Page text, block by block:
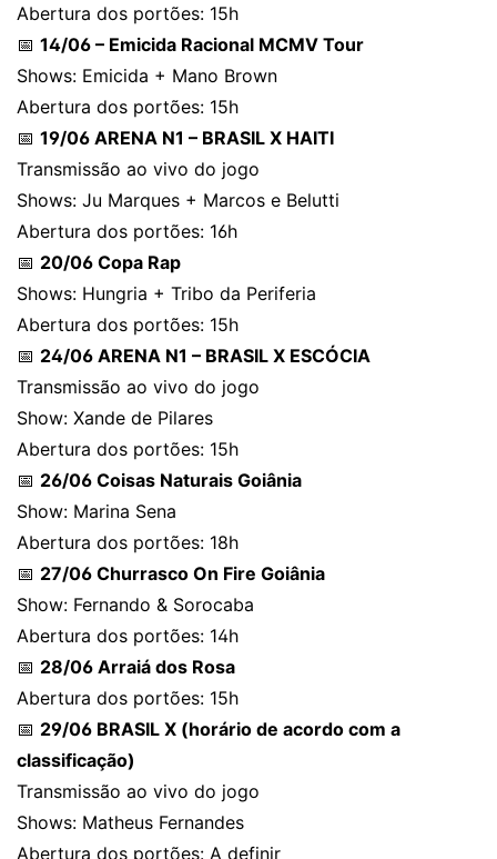
Abertura dos portões: 15h
📅 14/06 – Emicida Racional MCMV Tour
Shows: Emicida + Mano Brown
Abertura dos portões: 15h
📅 19/06 ARENA N1 – BRASIL X HAITI
Transmissão ao vivo do jogo
Shows: Ju Marques + Marcos e Belutti
Abertura dos portões: 16h
📅 20/06 Copa Rap
Shows: Hungria + Tribo da Periferia
Abertura dos portões: 15h
📅 24/06 ARENA N1 – BRASIL X ESCÓCIA
Transmissão ao vivo do jogo
Show: Xande de Pilares
Abertura dos portões: 15h
📅 26/06 Coisas Naturais Goiânia
Show: Marina Sena
Abertura dos portões: 18h
📅 27/06 Churrasco On Fire Goiânia
Show: Fernando & Sorocaba
Abertura dos portões: 14h
📅 28/06 Arraiá dos Rosa
Abertura dos portões: 15h
📅 29/06 BRASIL X (horário de acordo com a
classificação)
Transmissão ao vivo do jogo
Shows: Matheus Fernandes
Abertura dos portões: A definir